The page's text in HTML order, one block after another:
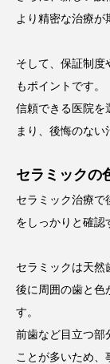
より精密な治療が
そして、保証制度
もポイントです。
信頼できる医院を
まり、後悔のない
セラミックの
セラミック治療で
をしっかりと確認
セラミックは天然
後に周囲の歯と色
す。
前歯など目立つ部
ことが多いため、